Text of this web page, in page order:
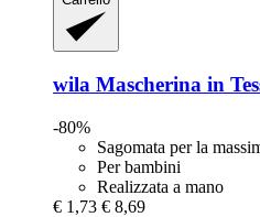
wila Mascherina in
-80%
Sagomata per la
Per bambini
Realizzata a mano
€ 1,73 € 8,69